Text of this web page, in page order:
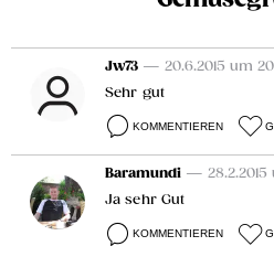
Jw73 — 20.6.2015 um
Sehr gut
KOMMENTIEREN
Baramundi — 28.2.2015
Ja sehr Gut
KOMMENTIEREN